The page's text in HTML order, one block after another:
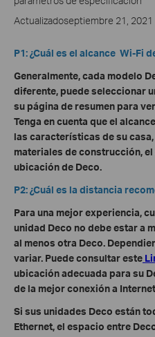
Actualizadoseptiembre 21, 2021
P1: ¿Cuál es el alcance Wi-Fi
Generalmente, cada modelo
diferente, puede seleccionar
su página de resumen para
Tenga en cuenta que el
las características de su
materiales de construcción,
ubicación de Deco.
P2: ¿Cuál es la distancia
Para una mejor experiencia,
unidad Deco no debe estar a
al menos otra Deco.
variar. Puede consultar este
ubicación adecuada para su
de la mejor conexión a
Si sus unidades Deco están
Ethernet, el espacio entre